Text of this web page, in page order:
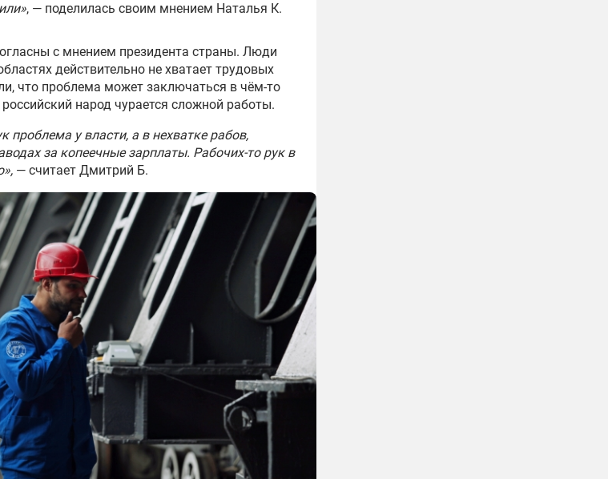
, — поделилась своим мнением Наталья К.
с мнением президента страны. Люди
действительно не хватает трудовых
что проблема может заключаться в чём-то
народ чурается сложной работы.
проблема у власти, а в нехватке рабов,
за копеечные зарплаты. Рабочих-то рук в
— считает Дмитрий Б.